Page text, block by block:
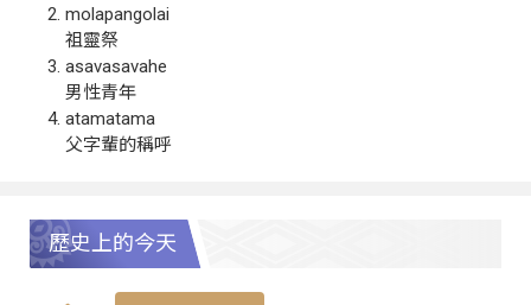
molapangolai
祖靈祭
asavasavahe
男性青年
atamatama
父字輩的稱呼
歷史上的今天